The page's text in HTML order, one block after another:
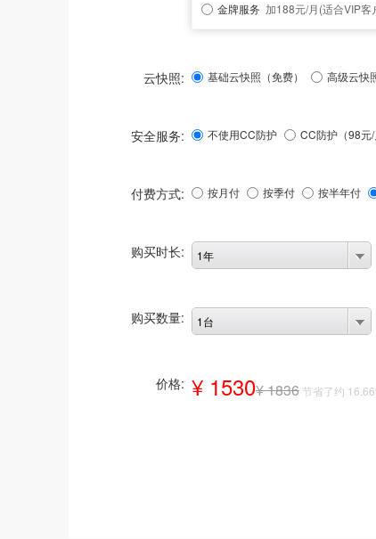
金牌服务 加188元/月(适合VIP
云快照: 基础云快照（免费） 高级云快
安全服务: 不使用CC防护 CC防护（98元/
付费方式: 按月付 按季付 按半年付
购买时长: 1年
购买数量: 1台
价格: ¥ 1530¥ 1836 节省了约